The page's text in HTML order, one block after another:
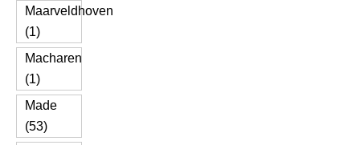
Maarveldhoven
(1)
Macharen
(1)
Made
(53)